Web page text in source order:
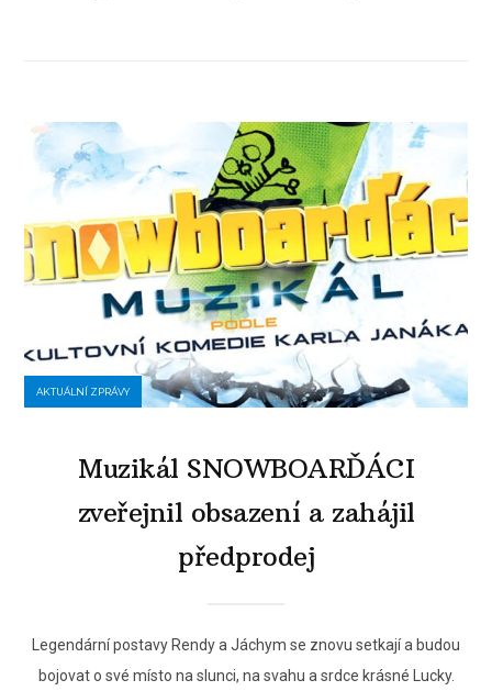
AKTUÁLNÍ ZPRÁVY
Muzikál SNOWBOARĎÁCI
zveřejnil obsazení a zahájil
předprodej
Legendární postavy Rendy a Jáchym se znovu setkají a budou
bojovat o své místo na slunci, na svahu a srdce krásné Lucky.